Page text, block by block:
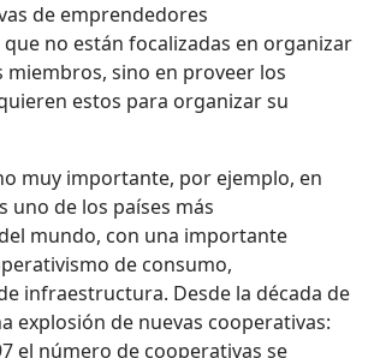
de emprendedores
no están focalizadas en organizar
miembros, sino en proveer los
estos para organizar su
muy importante, por ejemplo, en
uno de los países más
mundo, con una importante
de consumo,
infraestructura. Desde la década de
explosión de nuevas cooperativas:
el número de cooperativas se